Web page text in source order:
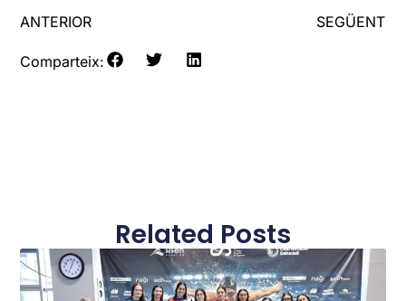
ANTERIOR SEGÜENT
Comparteix:
Related Posts